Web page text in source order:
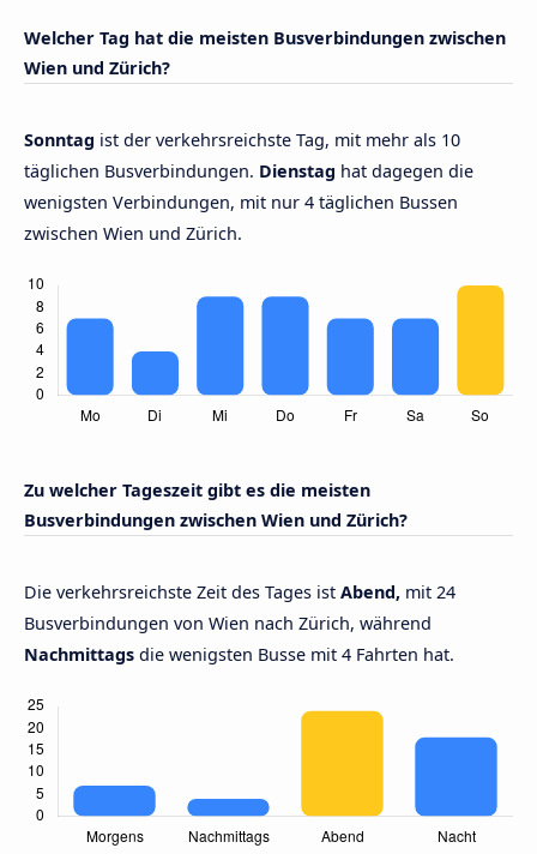
Welcher Tag hat die meisten Busverbindungen zwischen
Wien und Zürich?
Sonntag ist der verkehrsreichste Tag, mit mehr als 10
täglichen Busverbindungen. Dienstag hat dagegen die
wenigsten Verbindungen, mit nur 4 täglichen Bussen
zwischen Wien und Zürich.
Zu welcher Tageszeit gibt es die meisten
Busverbindungen zwischen Wien und Zürich?
Die verkehrsreichste Zeit des Tages ist Abend, mit 24
Busverbindungen von Wien nach Zürich, während
Nachmittags die wenigsten Busse mit 4 Fahrten hat.